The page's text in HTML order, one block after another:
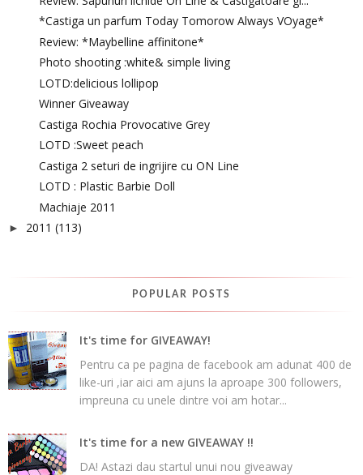
*Castiga un parfum Today Tomorow Always VOyage*
Review: *Maybelline affinitone*
Photo shooting :white& simple living
LOTD:delicious lollipop
Winner Giveaway
Castiga Rochia Provocative Grey
LOTD :Sweet peach
Castiga 2 seturi de ingrijire cu ON Line
LOTD : Plastic Barbie Doll
Machiaje 2011
► 2011 (113)
POPULAR POSTS
It's time for GIVEAWAY!
Pentru ca pe pagina de facebook am adunat 400 de
like-uri ,iar aici am ajuns la aproape 300 followers,
impreuna cu unele dintre voi am hotar...
It's time for a new GIVEAWAY !!
DA! Astazi dau startul unui nou giveaway